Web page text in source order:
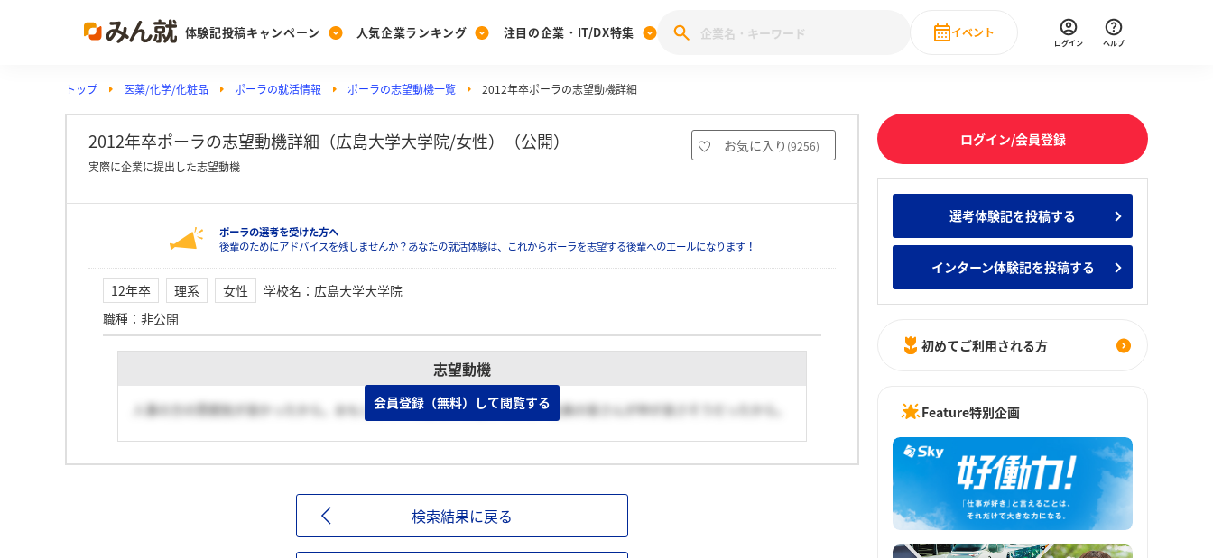
体験記投稿キャンペーン
Post
投稿する
[27卒] 本選考体験記投稿キャンペーン
人気企業ランキング
Ranking
ランキングを見る
みんなのDX企業就職ブランド調査
Vote
投票する
みんなの新卒就職人気企業ランキング みんなのインターン人気企業ランキ
注目の企業・IT/DX特集
PickUp
注目の企業特集
28卒 IT・DX現場社員インタビュー
イベント
直近のイベント一覧
ログイン ヘルプ
トップ 医薬/化学/化粧品 ポーラの就活情報 ポーラの志望動機一覧 2012年卒ポーラの志望動機詳細
2012年卒ポーラの志望動機詳細（広島大学大学院/女性）（公開） お気に入り (9256)
実際に企業に提出した志望動機
ポーラの選考を受けた方へ
後輩のためにアドバイスを残しませんか？あなたの就活体験は、これからポーラを志望する後輩へのエールになります！
12年卒 理系 女性 学校名 ： 広島大学大学院
職種 ： 非公開
志望動機
人事の方の雰囲気が良かったから。おもしろそうな会社だと感じたこと、社員の皆さんが仲が良さそうだったから。
会員登録（無料）して閲覧する
検索結果に戻る
ログイン/会員登録
選考体験記を投稿する
インターン体験記を投稿する
初めてご利用される方
Feature特別企画